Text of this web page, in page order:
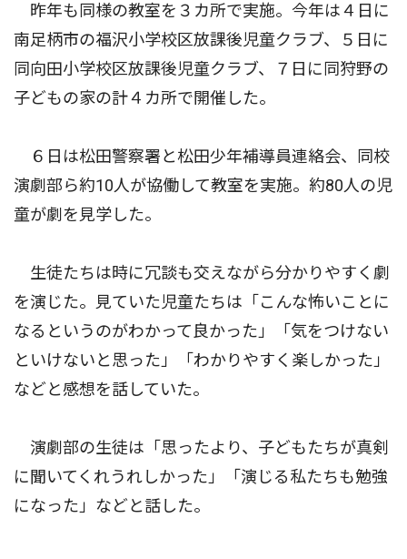
昨年も同様の教室を３カ所で実施。今年は４日に
南足柄市の福沢小学校区放課後児童クラブ、５日に
同向田小学校区放課後児童クラブ、７日に同狩野の
子どもの家の計４カ所で開催した。
６日は松田警察署と松田少年補導員連絡会、同校
演劇部ら約10人が協働して教室を実施。約80人の児
童が劇を見学した。
生徒たちは時に冗談も交えながら分かりやすく劇
を演じた。見ていた児童たちは「こんな怖いことに
なるというのがわかって良かった」「気をつけない
といけないと思った」「わかりやすく楽しかった」
などと感想を話していた。
演劇部の生徒は「思ったより、子どもたちが真剣
に聞いてくれうれしかった」「演じる私たちも勉強
になった」などと話した。